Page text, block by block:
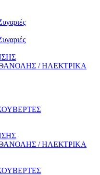
/ ΗΛΕΚΤΡΙΚΑ
/ ΗΛΕΚΤΡΙΚΑ